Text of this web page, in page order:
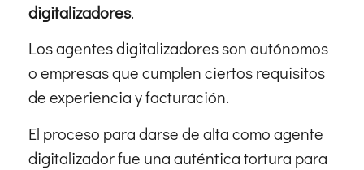
digitalizadores.
Los agentes digitalizadores son autónomos
o empresas que cumplen ciertos requisitos
de experiencia y facturación.
El proceso para darse de alta como agente
digitalizador fue una auténtica tortura para